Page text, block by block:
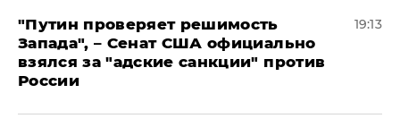
"Путин проверяет решимость
Запада", – Сенат США официально
взялся за "адские санкции" против
России
19:13